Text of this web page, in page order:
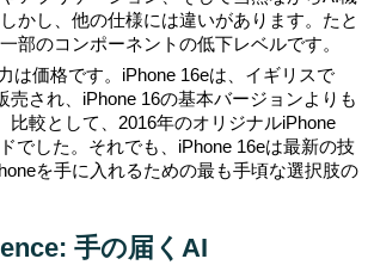
かし、他の仕様には違いがあります。たと
部のコンポーネントの低下レベルです。
は価格です。iPhone 16eは、イギリスで
売され、iPhone 16の基本バージョンよりも
比較として、2016年のオリジナルiPhone
でした。それでも、iPhone 16eは最新の技
を手に入れるための最も手頃な選択肢の
手の届くAI